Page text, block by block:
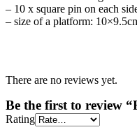
– 10 x square pin on each
– size of a platform:
There are no reviews yet.
Be the first to review
Rating